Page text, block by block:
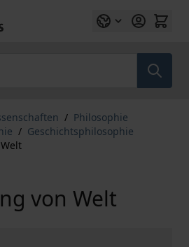
/ Philosophie
/ Geschichtsphilosophie
von Welt